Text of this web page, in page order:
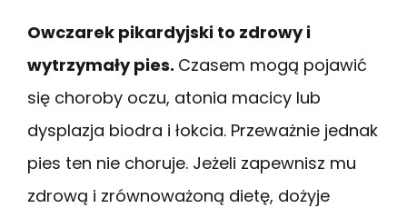
Owczarek pikardyjski to zdrowy i
wytrzymały pies. Czasem mogą pojawić
się choroby oczu, atonia macicy lub
dysplazja biodra i łokcia. Przeważnie jednak
pies ten nie choruje. Jeżeli zapewnisz mu
zdrową i zrównoważoną dietę, dożyje